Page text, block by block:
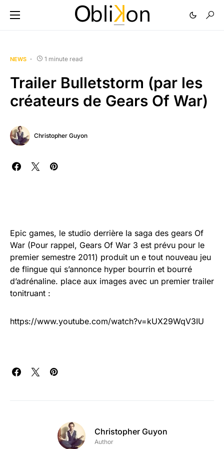
NEWS 1 minute read
Trailer Bulletstorm (par les
créateurs de Gears Of War)
Christopher Guyon
Epic games, le studio derrière la saga des gears Of
War (Pour rappel, Gears Of War 3 est prévu pour le
premier semestre 2011) produit un e tout nouveau jeu
de flingue qui s’annonce hyper bourrin et bourré
d’adrénaline. place aux images avec un premier trailer
tonitruant :
https://www.youtube.com/watch?v=kUX29WqV3IU
Christopher Guyon
Author